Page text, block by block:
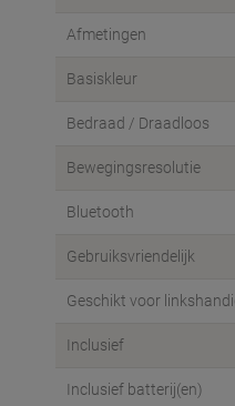
Afmetingen
Basiskleur
Bedraad / Draadloos
Bewegingsresolutie
Bluetooth
Gebruiksvriendelijk
Geschikt voor
Inclusief
Inclusief batterij(en)